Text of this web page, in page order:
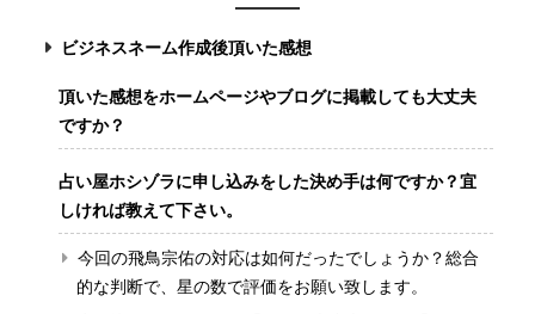
ビジネスネーム作成後頂いた感想
頂いた感想をホームページやブログに掲載しても大丈夫
ですか？
占い屋ホシゾラに申し込みをした決め手は何ですか？宜
しければ教えて下さい。
今回の飛鳥宗佑の対応は如何だったでしょうか？総合
的な判断で、星の数で評価をお願い致します。